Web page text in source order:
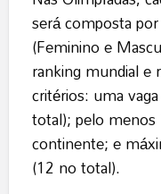
será composta
(Feminino e
ranking mundial e
critérios: uma
total); pelo menos
continente; e
(12 no total).